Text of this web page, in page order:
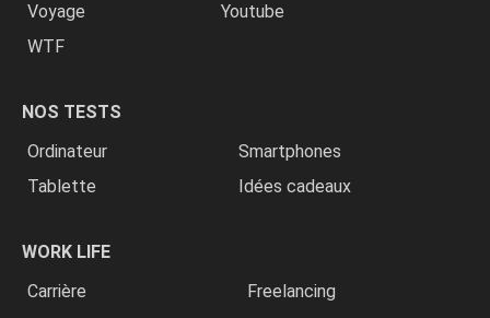
Voyage
Youtube
WTF
NOS TESTS
Ordinateur
Smartphones
Tablette
Idées cadeaux
WORK LIFE
Carrière
Freelancing